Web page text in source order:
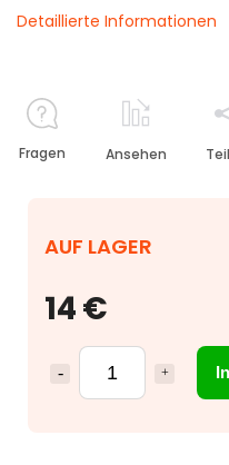
14 €
AUF LAGER
Detaillierte Informationen
Fragen Ansehen